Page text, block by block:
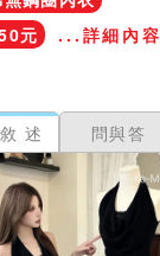
元
...詳細內容
述 問與答